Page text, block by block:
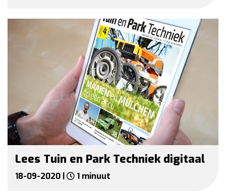
Lees Tuin en Park Techniek digitaal
18-09-2020 | 1 minuut